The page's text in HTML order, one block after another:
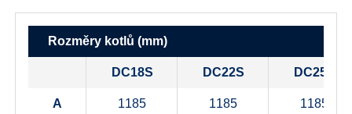
Rozměry kotlů (mm)
DC18S DC22S DC25S
A 1185 1185 1185